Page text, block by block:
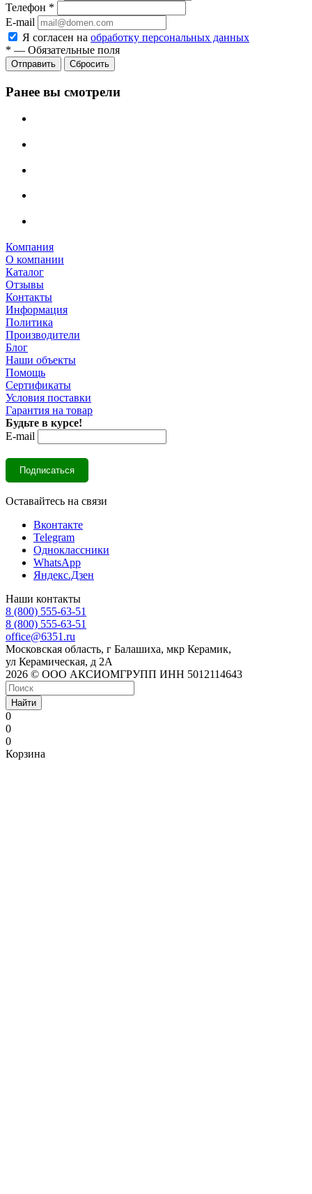
Телефон *
E-mail
Я согласен на обработку персональных данных
* — Обязательные поля
Сбросить
Ранее вы смотрели
Компания
О компании
Каталог
Отзывы
Контакты
Информация
Политика
Производители
Блог
Наши объекты
Помощь
Сертификаты
Условия поставки
Гарантия на товар
Будьте в курсе!
E-mail
Оставайтесь на связи
Вконтакте
Telegram
Одноклассники
WhatsApp
Яндекс.Дзен
Наши контакты
8 (800) 555-63-51
8 (800) 555-63-51
office@6351.ru
Московская область, г Балашиха, мкр Керамик,
ул Керамическая, д 2А
2026 © ООО АКСИОМГРУПП ИНН 5012114643
Найти
0
0
0
Корзина